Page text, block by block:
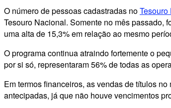
O número de pessoas cadastradas noTesouro
Tesouro Nacional. Somente no mês passado,
uma alta de 15,3% em relação ao mesmo
O programa continua atraindo fortemente o
por si só, representaram 56% de todas as
Em termos financeiros, as vendas de títulos
antecipadas, já que não houve vencimentos